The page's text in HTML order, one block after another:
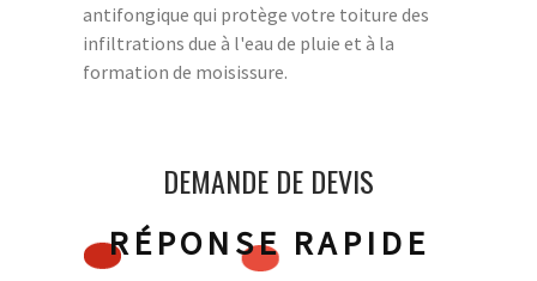
antifongique qui protège votre toiture des
infiltrations due à l'eau de pluie et à la
formation de moisissure.
DEMANDE DE DEVIS
RÉPONSE RAPIDE